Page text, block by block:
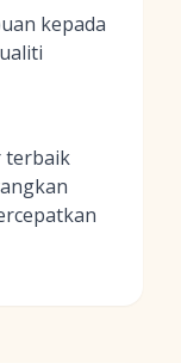
kepada
terbaik